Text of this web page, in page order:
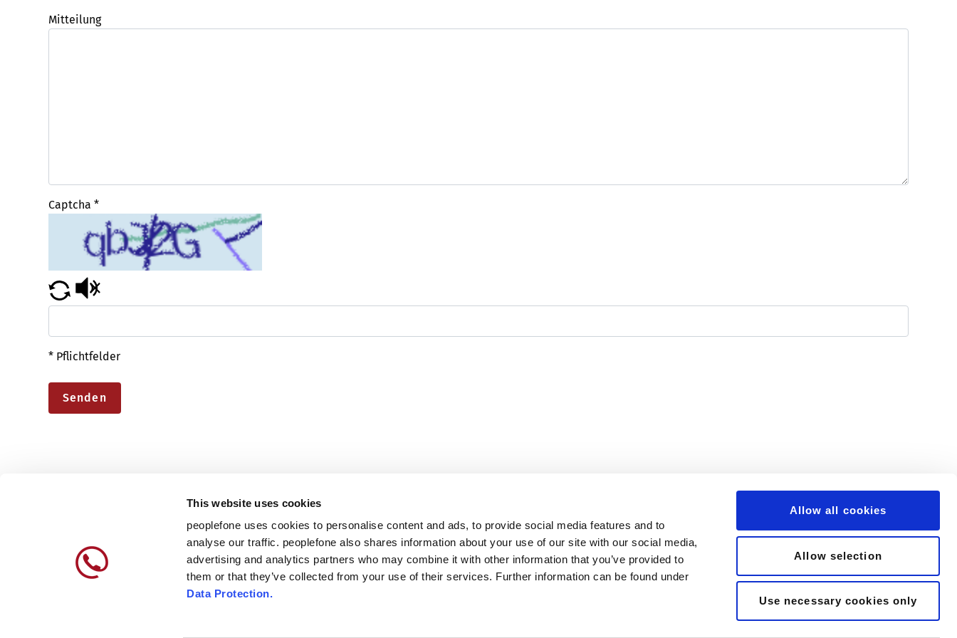
This website uses cookies
peoplefone uses cookies to personalise content and ads, to provide social media features and to
analyse our traffic. peoplefone also shares information about your use of our site with our social media,
advertising and analytics partners who may combine it with other information that you’ve provided to
them or that they’ve collected from your use of their services. Further information can be found under
Data Protection.
Allow all cookies
Allow selection
Use necessary cookies only
Mitteilung
Captcha *
* Pflichtfelder
Senden